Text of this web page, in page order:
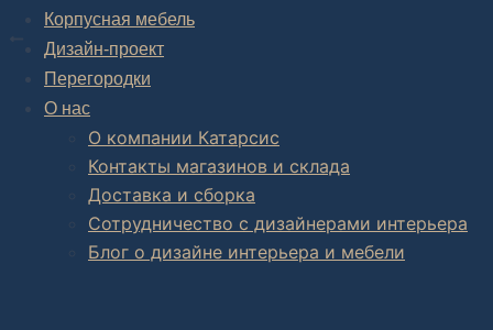
Корпусная мебель
Дизайн-проект
Перегородки
О нас
О компании Катарсис
Контакты магазинов и склада
Доставка и сборка
Сотрудничество с дизайнерами интерьера
Блог о дизайне интерьера и мебели
Post navigation
НАЗАД
Светильник California
Комплексное обустройство интерьера: замер, подготовка
В салоне мебели интернет магазине дизайнерской